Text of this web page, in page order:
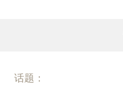
话题：